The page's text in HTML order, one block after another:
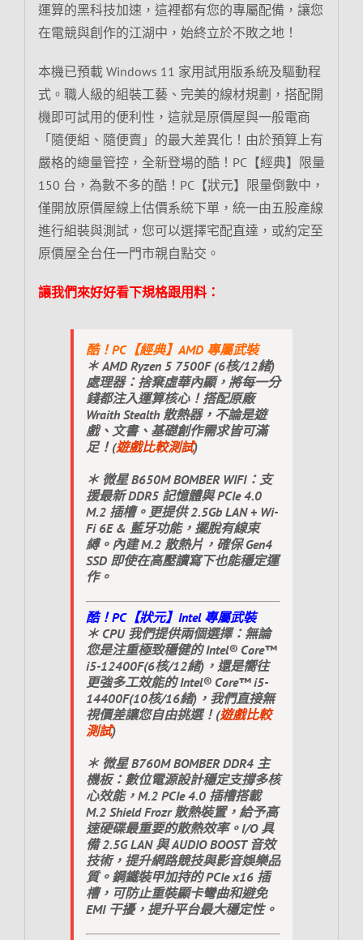
運算的黑科技加速，這裡都有您的專屬配備，讓您
在電競與創作的江湖中，始終立於不敗之地！
本機已預載 Windows 11 家用試用版系統及驅動程
式。職人級的組裝工藝、完美的線材規劃，搭配開
機即可試用的便利性，這就是原價屋與一般電商
「隨便組、隨便賣」的最大差異化！由於預算上有
嚴格的總量管控，全新登場的酷！PC【經典】限量
150 台，為數不多的酷！PC【狀元】限量倒數中，
僅開放原價屋線上估價系統下單，統一由五股產線
進行組裝與測試，您可以選擇宅配直達，或約定至
原價屋全台任一門市親自點交。
讓我們來好好看下規格跟用料：
酷！PC【經典】AMD 專屬武裝
＊ AMD Ryzen 5 7500F (6核/12緒)
處理器：捨棄虛華內顯，將每一分
錢都注入運算核心！搭配原廠
Wraith Stealth 散熱器，不論是遊
戲、文書、基礎創作需求皆可滿
足！(遊戲比較測試)
＊ 微星 B650M BOMBER WIFI：支
援最新 DDR5 記憶體與 PCIe 4.0
M.2 插槽。更提供 2.5Gb LAN + Wi-
Fi 6E & 藍牙功能，擺脫有線束
縛。內建 M.2 散熱片，確保 Gen4
SSD 即使在高壓讀寫下也能穩定運
作。
酷！PC【狀元】Intel 專屬武裝
＊ CPU 我們提供兩個選擇：無論
您是注重極致穩健的 Intel® Core™
i5-12400F(6核/12緒)，還是嚮往
更強多工效能的 Intel® Core™ i5-
14400F(10核/16緒)，我們直接無
視價差讓您自由挑選！(遊戲比較
測試)
＊ 微星 B760M BOMBER DDR4 主
機板：數位電源設計穩定支撐多核
心效能，M.2 PCIe 4.0 插槽搭載
M.2 Shield Frozr 散熱裝置，給予高
速硬碟最重要的散熱效率。I/O 具
備 2.5G LAN 與 AUDIO BOOST 音效
技術，提升網路競技與影音娛樂品
質。鋼鐵裝甲加持的 PCIe x16 插
槽，可防止重裝顯卡彎曲和避免
EMI 干擾，提升平台最大穩定性。